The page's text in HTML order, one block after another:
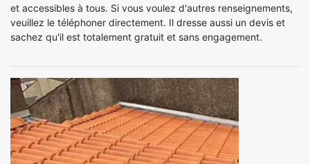
et accessibles à tous. Si vous voulez d'autres renseignements,
veuillez le téléphoner directement. Il dresse aussi un devis et
sachez qu'il est totalement gratuit et sans engagement.